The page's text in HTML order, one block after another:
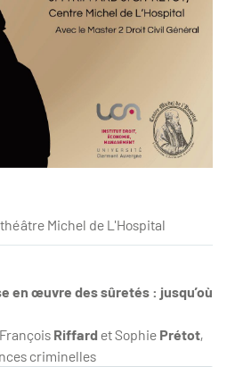
Michel de L'Hospital
en œuvre des sûretés : jusqu’où
Riffard et Sophie Prétot,
criminelles